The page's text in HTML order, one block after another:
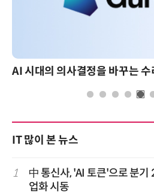
IT 많이 본 뉴스
1
中 통신사, 'AI 토큰'으로 분
업화 시동